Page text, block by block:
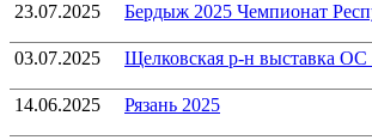
23.07.2025 Бердыж 2025 Чемпионат
03.07.2025 Щелковская р-н выставка ОС
14.06.2025 Рязань 2025